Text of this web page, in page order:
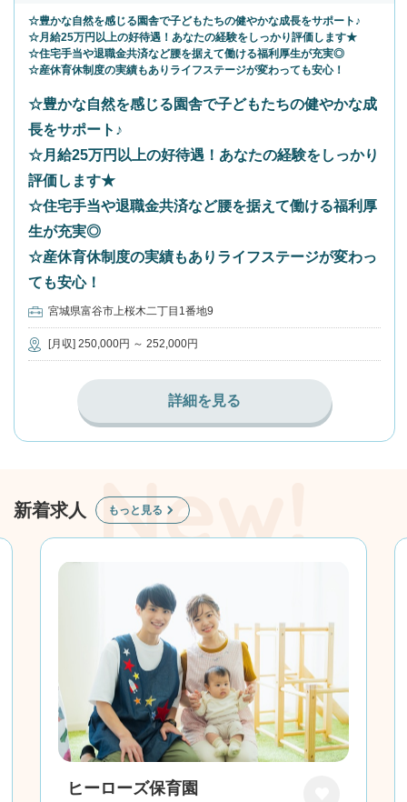
☆豊かな自然を感じる園舎で子どもたちの健やかな成長をサポート♪
☆月給25万円以上の好待遇！あなたの経験をしっかり評価します★
☆住宅手当や退職金共済など腰を据えて働ける福利厚生が充実◎
☆産休育休制度の実績もありライフステージが変わっても安心！
☆豊かな自然を感じる園舎で子どもたちの健やかな成
長をサポート♪
☆月給25万円以上の好待遇！あなたの経験をしっかり
評価します★
☆住宅手当や退職金共済など腰を据えて働ける福利厚
生が充実◎
☆産休育休制度の実績もありライフステージが変わっ
ても安心！
宮城県富谷市上桜木二丁目1番地9
[月収] 250,000円 ～ 252,000円
詳細を見る
新着求人 もっと見る
ヒーローズ保育園